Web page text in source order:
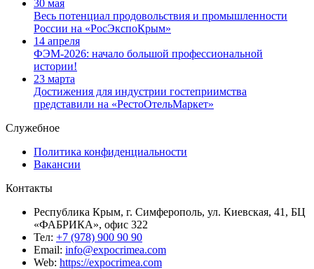
30 мая
Весь потенциал продовольствия и промышленности
России на «РосЭкспоКрым»
14 апреля
ФЭМ-2026: начало большой профессиональной
истории!
23 марта
Достижения для индустрии гостеприимства
представили на «РестоОтельМаркет»
Служебное
Политика конфиденциальности
Вакансии
Контакты
Республика Крым, г. Симферополь, ул. Киевская, 41, БЦ
«ФАБРИКА», офис 322
Тел: +7 (978) 900 90 90
Email: info@expocrimea.com
Web: https://expocrimea.com